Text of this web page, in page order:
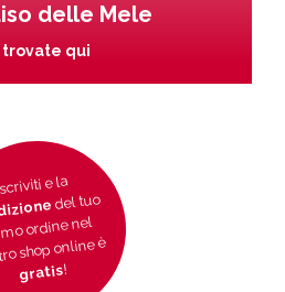
delle Mele
trovate qui
e la
del tuo
ordine nel
shop online è
gratis!